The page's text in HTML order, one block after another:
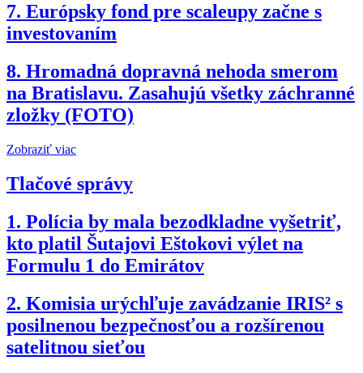
7. Európsky fond pre scaleupy začne s
investovaním
8. Hromadná dopravná nehoda smerom
na Bratislavu. Zasahujú všetky záchranné
zložky (FOTO)
Zobraziť viac
Tlačové správy
1. Polícia by mala bezodkladne vyšetriť,
kto platil Šutajovi Eštokovi výlet na
Formulu 1 do Emirátov
2. Komisia urýchľuje zavádzanie IRIS² s
posilnenou bezpečnosťou a rozšírenou
satelitnou sieťou